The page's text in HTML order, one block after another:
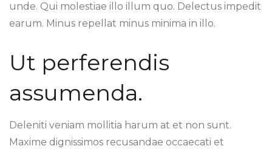
unde. Qui molestiae illo illum quo. Delectus impedit
earum. Minus repellat minus minima in illo.
Ut perferendis
assumenda.
Deleniti veniam mollitia harum at et non sunt.
Maxime dignissimos recusandae occaecati et